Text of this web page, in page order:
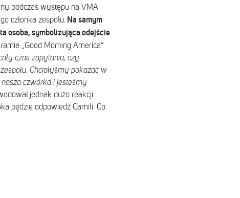
podczas występu na VMA
członka zespołu. Na samym
osoba, symbolizująca odejście
„Good Morning America”
czas zapytania, czy
Chciałyśmy pokazać w
czwórka i jesteśmy
jednak dużo reakcji
będzie odpowiedź Camili. Co